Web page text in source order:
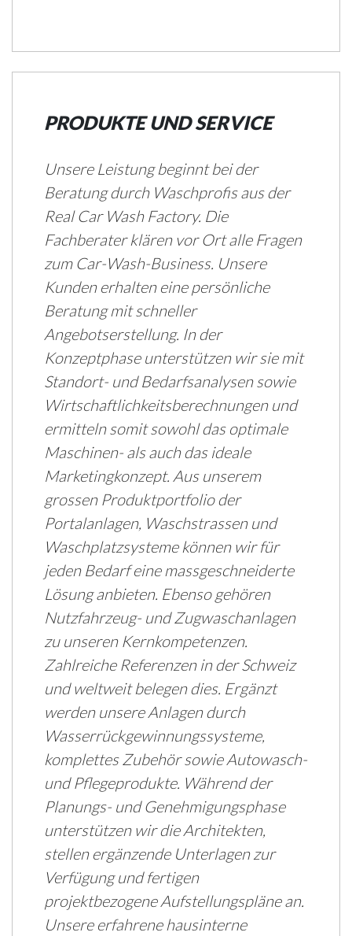
PRODUKTE UND SERVICE
Unsere Leistung beginnt bei der
Beratung durch Waschprofis aus der
Real Car Wash Factory. Die
Fachberater klären vor Ort alle Fragen
zum Car-Wash-Business. Unsere
Kunden erhalten eine persönliche
Beratung mit schneller
Angebotserstellung. In der
Konzeptphase unterstützen wir sie mit
Standort- und Bedarfsanalysen sowie
Wirtschaftlichkeitsberechnungen und
ermitteln somit sowohl das optimale
Maschinen- als auch das ideale
Marketingkonzept. Aus unserem
grossen Produktportfolio der
Portalanlagen, Waschstrassen und
Waschplatzsysteme können wir für
jeden Bedarf eine massgeschneiderte
Lösung anbieten. Ebenso gehören
Nutzfahrzeug- und Zugwaschanlagen
zu unseren Kernkompetenzen.
Zahlreiche Referenzen in der Schweiz
und weltweit belegen dies. Ergänzt
werden unsere Anlagen durch
Wasserrückgewinnungssysteme,
komplettes Zubehör sowie Autowasch-
und Pflegeprodukte. Während der
Planungs- und Genehmigungsphase
unterstützen wir die Architekten,
stellen ergänzende Unterlagen zur
Verfügung und fertigen
projektbezogene Aufstellungspläne an.
Unsere erfahrene hausinterne